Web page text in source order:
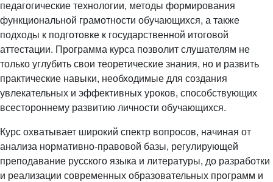
педагогические технологии, методы формирования
функциональной грамотности обучающихся, а также
подходы к подготовке к государственной итоговой
аттестации. Программа курса позволит слушателям не
только углубить свои теоретические знания, но и развить
практические навыки, необходимые для создания
увлекательных и эффективных уроков, способствующих
всестороннему развитию личности обучающихся.
Курс охватывает широкий спектр вопросов, начиная от
анализа нормативно-правовой базы, регулирующей
преподавание русского языка и литературы, до разработки
и реализации современных образовательных программ и